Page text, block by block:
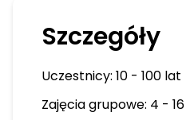
Szczegóły
Uczestnicy: 10 - 100 lat
Zajęcia grupowe: 4 - 16